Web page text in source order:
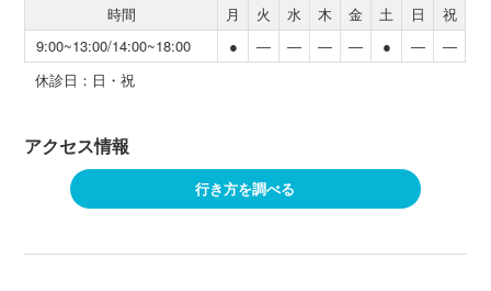
時間 月 火 水 木 金 土 日
祝
9:00~13:00/14:00~18:00
● ― ― ― ― ● ―
―
休診日：日・祝
アクセス情報
行き方を調べる